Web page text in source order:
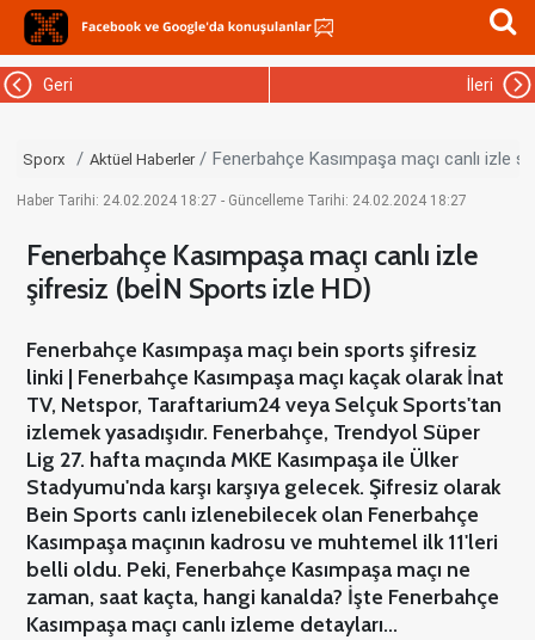
Geri İleri
Sporx Aktüel Haberler Fenerbahçe Kasımpaşa maçı canlı izle
Haber Tarihi: 24.02.2024 18:27 - Güncelleme Tarihi: 24.02.2024 18:27
Fenerbahçe Kasımpaşa maçı canlı izle
şifresiz (beİN Sports izle HD)
Fenerbahçe Kasımpaşa maçı bein sports şifresiz
linki | Fenerbahçe Kasımpaşa maçı kaçak olarak İnat
TV, Netspor, Taraftarium24 veya Selçuk Sports'tan
izlemek yasadışıdır. Fenerbahçe, Trendyol Süper
Lig 27. hafta maçında MKE Kasımpaşa ile Ülker
Stadyumu'nda karşı karşıya gelecek. Şifresiz olarak
Bein Sports canlı izlenebilecek olan Fenerbahçe
Kasımpaşa maçının kadrosu ve muhtemel ilk 11'leri
belli oldu. Peki, Fenerbahçe Kasımpaşa maçı ne
zaman, saat kaçta, hangi kanalda? İşte Fenerbahçe
Kasımpaşa maçı canlı izleme detayları...